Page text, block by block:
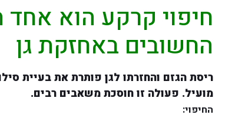
חיפוי קרקע הוא אחד
החשובים באחזקת גן
ריסת הגזם והחזרתו לגן פותרת את בעיית
מועיל. פעולה זו חוסכת משאבים רבים.
החיפוי: